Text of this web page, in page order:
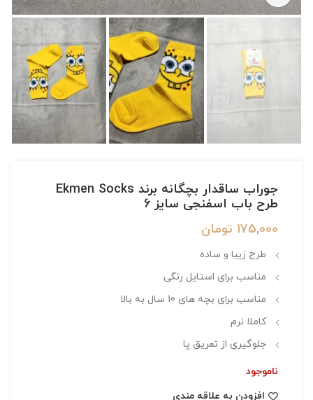
جوراب ساقدار بچگانه برند Ekmen Socks
طرح باب اسفنجی سایز 6
175,000 تومان
طرح زیبا و ساده
مناسب برای استایل رنگی
مناسب برای بچه های 10 سال به بالا
کاملا نرم
جلوگیری از تعریق پا
ناموجود
افزودن به علاقه مندی